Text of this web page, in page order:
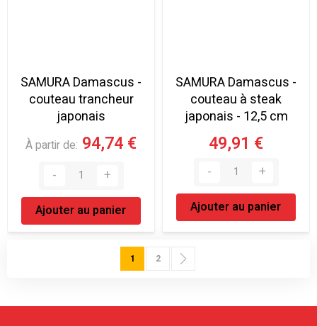
SAMURA Damascus -
couteau trancheur
japonais
À partir de 94,74 €
Ajouter au panier
SAMURA Damascus -
couteau à steak
japonais - 12,5 cm
49,91 €
Ajouter au panier
PageVous lisez actuellement la page
1 Page
2